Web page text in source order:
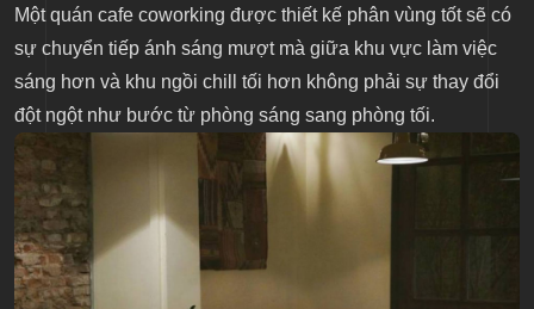
Một quán cafe coworking được thiết kế phân vùng tốt sẽ có
sự chuyển tiếp ánh sáng mượt mà giữa khu vực làm việc
sáng hơn và khu ngồi chill tối hơn không phải sự thay đổi
đột ngột như bước từ phòng sáng sang phòng tối.